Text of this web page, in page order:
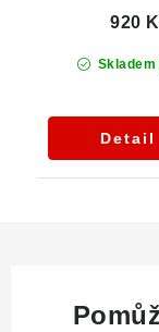
Skladem
920
Detail